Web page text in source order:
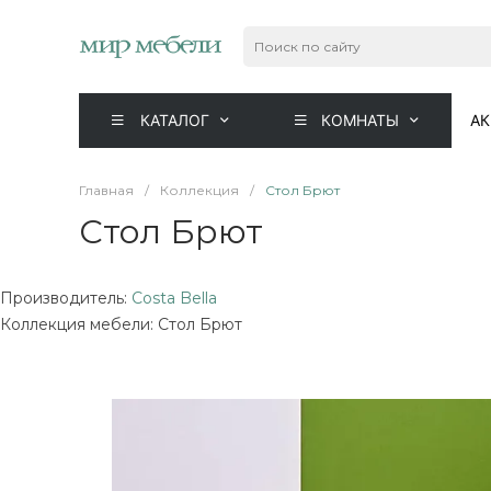
КАТАЛОГ КОМНАТЫ
Главная / Коллекция / Стол Брют
Стол Брют
Производитель: Costa Bella
Коллекция мебели: Стол Брют